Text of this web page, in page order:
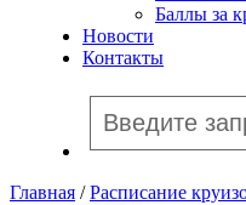
Баллы за
Новости
Контакты
Главная /Расписание